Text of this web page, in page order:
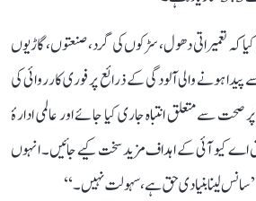
کہ تعمیراتی دھول، سڑکوں کی گرد، صنعتوں، گاڑیوں
پیدا ہونے والی آلودگی کے ذرائع پر فوری کارروائی کی
صحت سے متعلق انتباہ جاری کیا جائے اور عالمی ادارۂ
کیو آئی کے اہداف مزید سخت کیے جائیں۔ انہوں
لینا بنیادی حق ہے، سہولت نہیں۔‘‘